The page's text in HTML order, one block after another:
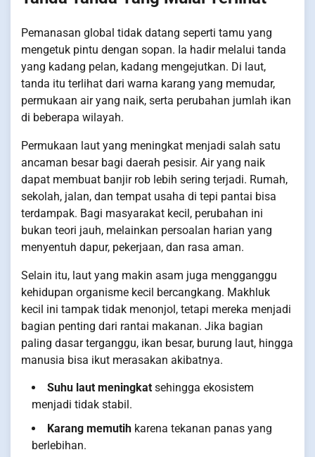
Pemanasan global tidak datang seperti tamu yang
mengetuk pintu dengan sopan. Ia hadir melalui tanda
yang kadang pelan, kadang mengejutkan. Di laut,
tanda itu terlihat dari warna karang yang memudar,
permukaan air yang naik, serta perubahan jumlah ikan
di beberapa wilayah.
Permukaan laut yang meningkat menjadi salah satu
ancaman besar bagi daerah pesisir. Air yang naik
dapat membuat banjir rob lebih sering terjadi. Rumah,
sekolah, jalan, dan tempat usaha di tepi pantai bisa
terdampak. Bagi masyarakat kecil, perubahan ini
bukan teori jauh, melainkan persoalan harian yang
menyentuh dapur, pekerjaan, dan rasa aman.
Selain itu, laut yang makin asam juga mengganggu
kehidupan organisme kecil bercangkang. Makhluk
kecil ini tampak tidak menonjol, tetapi mereka menjadi
bagian penting dari rantai makanan. Jika bagian
paling dasar terganggu, ikan besar, burung laut, hingga
manusia bisa ikut merasakan akibatnya.
Suhu laut meningkat sehingga ekosistem
menjadi tidak stabil.
Karang memutih karena tekanan panas yang
berlebihan.